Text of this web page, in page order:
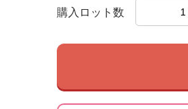
購入ロット数